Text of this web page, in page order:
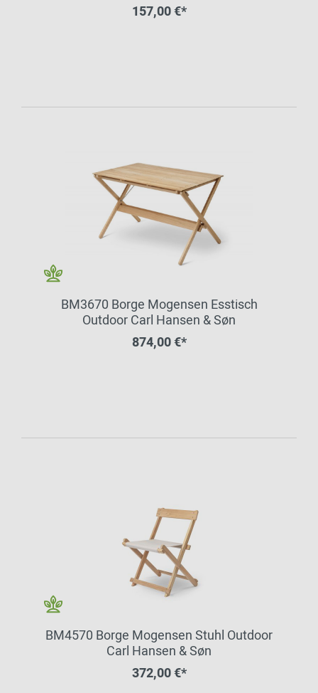
157,00 €*
BM3670 Borge Mogensen Esstisch
Outdoor Carl Hansen & Søn
874,00 €*
BM4570 Borge Mogensen Stuhl Outdoor
Carl Hansen & Søn
372,00 €*